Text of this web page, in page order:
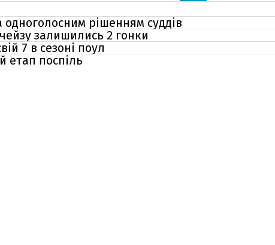
одноголосним рішенням суддів
залишились 2 гонки
7 в сезоні поул
етап поспіль